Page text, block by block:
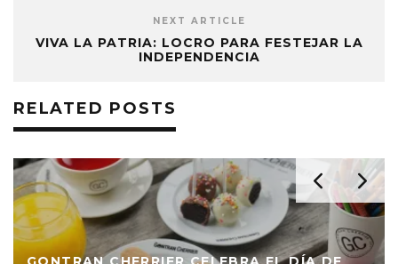
NEXT ARTICLE
VIVA LA PATRIA: LOCRO PARA FESTEJAR LA
INDEPENDENCIA
RELATED POSTS